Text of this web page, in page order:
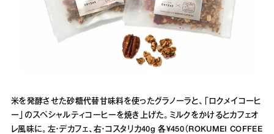
米を発酵させた砂糖代替甘味料を使ったグラノーラと、「ロクメイコーヒ
ー」のスペシャルティコーヒーを焼き上げた。ミルクをかけるとカフェオ
レ風味に。左・デカフェ、右・コスタリカ40g 各¥450（ROKUMEI COFFEE